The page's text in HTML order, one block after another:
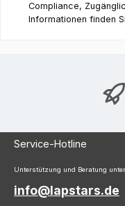
Compliance,
Informationen finden
Service-Hotline
Unterstützung und Beratung
info@lapstars.de